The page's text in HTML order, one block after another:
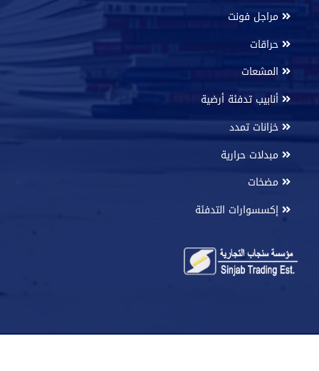
مراجل فونت
حراقات
المشعات
أنابيب تدفئة أرضية
خزانات تمدد
مبدلات حرارية
مضخات
إكسسوارات التدفئة